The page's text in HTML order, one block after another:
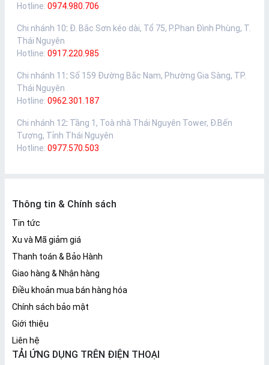
Hotline: 0974.980.706
Chi nhánh 10: Đ. Bắc Sơn kéo dài, Tổ 75, P.Phan Đình Phùng, T.
Thái Nguyên
Hotline: 0917.220.985
Chi nhánh 11 : Số 159 Đường Bắc Nam, Phường Gia Sàng, TP.
Thái Nguyên
Hotline: 0962.301.187
Chi nhánh 12: Tầng 1, Toà nhà Thái Nguyên Tower, Đ.Bến
Tượng, Tỉnh Thái Nguyên
Hotline: 0977.570.503
Thông tin & Chính sách
Tin tức
Xu và Mã giảm giá
Thanh toán & Bảo Hành
Giao hàng & Nhận hàng
Điều khoản mua bán hàng hóa
Chính sách bảo mật
Giới thiệu
Liên hệ
TẢI ỨNG DỤNG TRÊN ĐIỆN THOẠI